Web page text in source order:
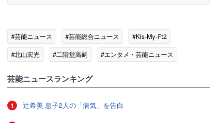
#芸能ニュース #芸能総合ニュース
#Kis-My-Ft2
#北山宏光
#二階堂高嗣 #エンタメ・芸能ニュース
芸能ニュースランキング
1 辻希美 息子2人の「病気」を告白